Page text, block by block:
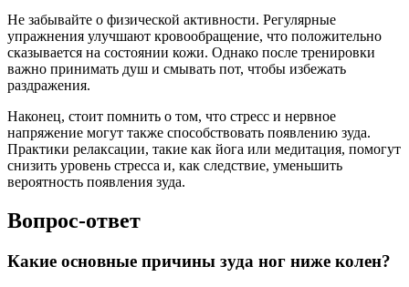
Не забывайте о физической активности. Регулярные
упражнения улучшают кровообращение, что положительно
сказывается на состоянии кожи. Однако после тренировки
важно принимать душ и смывать пот, чтобы избежать
раздражения.
Наконец, стоит помнить о том, что стресс и нервное
напряжение могут также способствовать появлению зуда.
Практики релаксации, такие как йога или медитация, помогут
снизить уровень стресса и, как следствие, уменьшить
вероятность появления зуда.
Вопрос-ответ
Какие основные причины зуда ног ниже колен?